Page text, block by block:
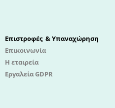
Επιστροφές & Υπαναχώρηση
Επικοινωνία
Η εταιρεία
Εργαλεία GDPR